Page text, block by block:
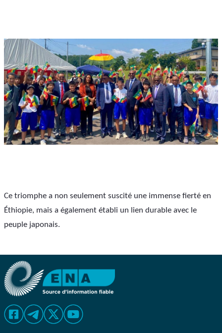
Ce triomphe a non seulement suscité une immense fierté en
Éthiopie, mais a également établi un lien durable avec le
peuple japonais.